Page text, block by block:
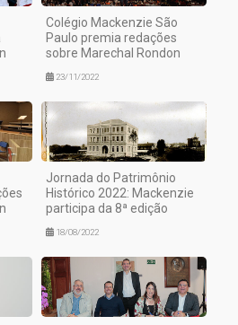
Colégio Mackenzie São
Paulo premia redações
sobre Marechal Rondon
23/11/2022
Jornada do Patrimônio
Histórico 2022: Mackenzie
participa da 8ª edição
18/08/2022